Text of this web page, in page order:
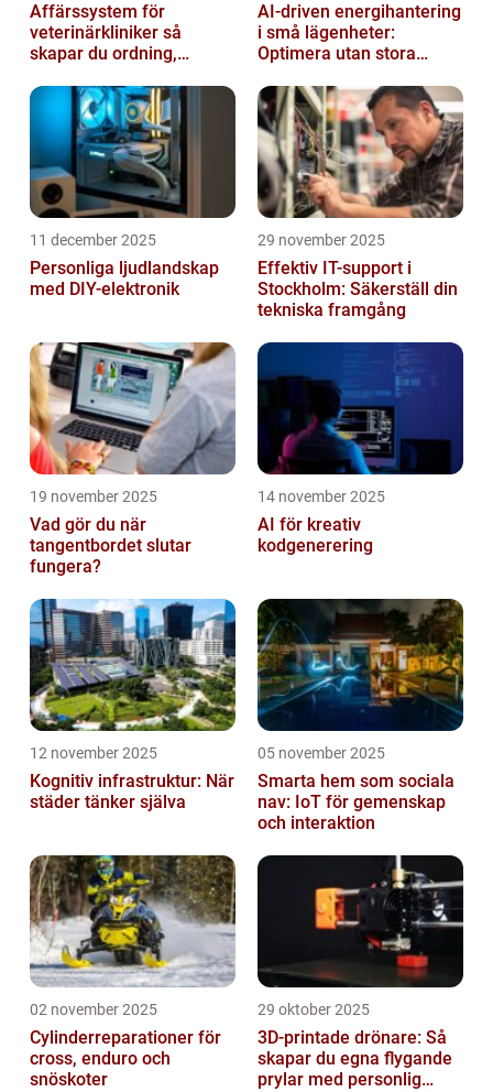
Affärssystem för
veterinärkliniker så
skapar du ordning,
vård
AI-driven energihantering
i små lägenheter:
Optimera utan stora
11 december 2025
Personliga ljudlandskap
med DIY-elektronik
29 november 2025
Effektiv IT-support i
Stockholm: Säkerställ din
tekniska framgång
19 november 2025
Vad gör du när
tangentbordet slutar
fungera?
14 november 2025
AI för kreativ
kodgenerering
12 november 2025
Kognitiv infrastruktur: När
städer tänker själva
05 november 2025
Smarta hem som sociala
nav: IoT för gemenskap
och interaktion
02 november 2025
Cylinderreparationer för
cross, enduro och
snöskoter
29 oktober 2025
3D-printade drönare: Så
skapar du egna flygande
prylar med personlig